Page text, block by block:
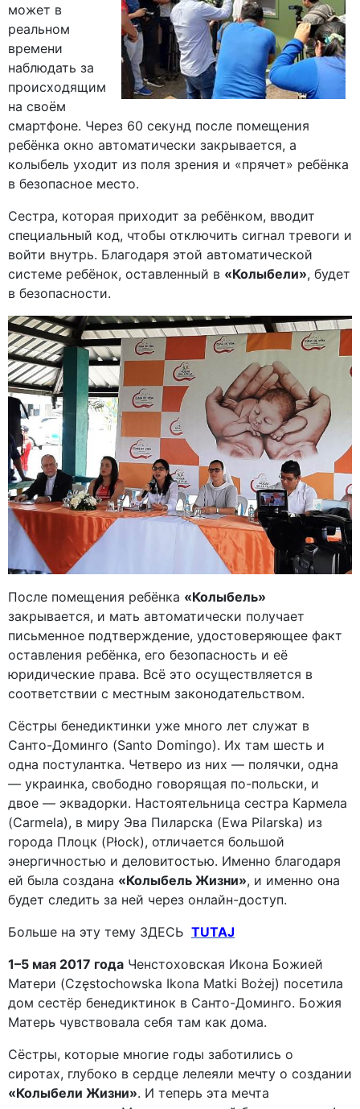
может в
реальном
времени
наблюдать за
происходящим
на своём
смартфоне. Через 60 секунд после помещения
ребёнка окно автоматически закрывается, а
колыбель уходит из поля зрения и «прячет» ребёнка
в безопасное место.
Сестра, которая приходит за ребёнком, вводит
специальный код, чтобы отключить сигнал тревоги и
войти внутрь. Благодаря этой автоматической
системе ребёнок, оставленный в «Колыбели», будет
в безопасности.
После помещения ребёнка «Колыбель»
закрывается, и мать автоматически получает
письменное подтверждение, удостоверяющее факт
оставления ребёнка, его безопасность и её
юридические права. Всё это осуществляется в
соответствии с местным законодательством.
Сёстры бенедиктинки уже много лет служат в
Санто-Доминго (Santo Domingo). Их там шесть и
одна постулантка. Четверо из них — полячки, одна
— украинка, свободно говорящая по-польски, и
двое — эквадорки. Настоятельница сестра Кармела
(Carmela), в миру Эва Пиларска (Ewa Pilarska) из
города Плоцк (Płock), отличается большой
энергичностью и деловитостью. Именно благодаря
ей была создана «Колыбель Жизни», и именно она
будет следить за ней через онлайн-доступ.
Больше на эту тему ЗДЕСЬ TUTAJ
1–5 мая 2017 года Ченстоховская Икона Божией
Матери (Częstochowska Ikona Matki Bożej) посетила
дом сестёр бенедиктинок в Санто-Доминго. Божия
Матерь чувствовала себя там как дома.
Сёстры, которые многие годы заботились о
сиротах, глубоко в сердце лелеяли мечту о создании
«Колыбели Жизни». И теперь эта мечта